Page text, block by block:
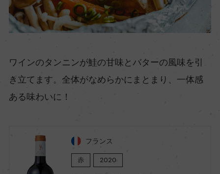
ワインのタンニンが鮭の甘味とバターの風味を引
き立てます。全体がなめらかにまとまり、一体感
ある味わいに！
フランス
赤 2020